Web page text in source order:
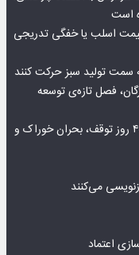
است
مهندسی قیمت اسلب یا خفگی تدریجی
سمت تولید سبز حرکت کنند
فصل تازه‌ی توسعه
افق ۱۵ میلیون تنی فولاد سنگان چه شد؟ | ۴۰ روز توقف، بحران خوراک و
می‌کنند
اعتماد